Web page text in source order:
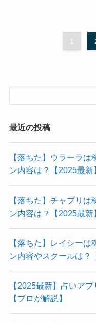
1
最近の投稿
【落ちた】ウラーラ
ン内容は？【2025最新
【落ちた】チャプリ
ン内容は？【2025最新
【落ちた】レイシー
ン内容やスクールは？
【2025最新】占いア
【プロが解説】